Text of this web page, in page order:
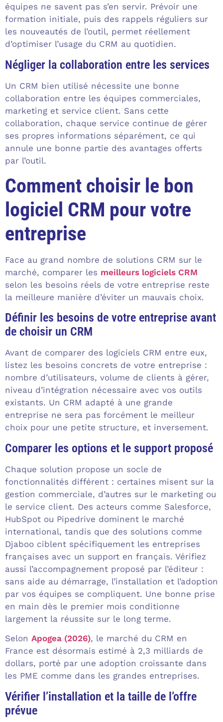
équipes ne savent pas s’en servir. Prévoir une
formation initiale, puis des rappels réguliers sur
les nouveautés de l’outil, permet réellement
d’optimiser l’usage du CRM au quotidien.
Négliger la collaboration entre les services
Un CRM bien utilisé nécessite une bonne
collaboration entre les équipes commerciales,
marketing et service client. Sans cette
collaboration, chaque service continue de gérer
ses propres informations séparément, ce qui
annule une bonne partie des avantages offerts
par l’outil.
Comment choisir le bon
logiciel CRM pour votre
entreprise
Face au grand nombre de solutions CRM sur le
marché, comparer les meilleurs logiciels CRM
selon les besoins réels de votre entreprise reste
la meilleure manière d’éviter un mauvais choix.
Définir les besoins de votre entreprise avant
de choisir un CRM
Avant de comparer des logiciels CRM entre eux,
listez les besoins concrets de votre entreprise :
nombre d’utilisateurs, volume de clients à gérer,
niveau d’intégration nécessaire avec vos outils
existants. Un CRM adapté à une grande
entreprise ne sera pas forcément le meilleur
choix pour une petite structure, et inversement.
Comparer les options et le support proposé
Chaque solution propose un socle de
fonctionnalités différent : certaines misent sur la
gestion commerciale, d’autres sur le marketing ou
le service client. Des acteurs comme Salesforce,
HubSpot ou Pipedrive dominent le marché
international, tandis que des solutions comme
Djaboo ciblent spécifiquement les entreprises
françaises avec un support en français. Vérifiez
aussi l’accompagnement proposé par l’éditeur :
sans aide au démarrage, l’installation et l’adoption
par vos équipes se compliquent. Une bonne prise
en main dès le premier mois conditionne
largement la réussite sur le long terme.
Selon Apogea (2026), le marché du CRM en
France est désormais estimé à 2,3 milliards de
dollars, porté par une adoption croissante dans
les PME comme dans les grandes entreprises.
Vérifier l’installation et la taille de l’offre
prévue